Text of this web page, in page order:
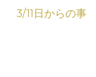
3/11日からの事